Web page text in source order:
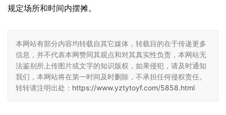
规定场所和时间内摆摊。
本网站有部分内容均转载自其它媒体，转载目的在于传递更多
信息，并不代表本网赞同其观点和对其真实性负责，本网站无
法鉴别所上传图片或文字的知识版权，如果侵犯，请及时通知
我们，本网站将在第一时间及时删除，不承担任何侵权责任。
转转请注明出处： https://www.yztytoyf.com/5858.html